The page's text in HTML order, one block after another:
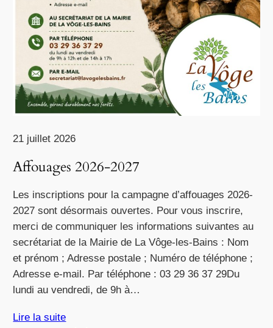
21 juillet 2026
Affouages 2026-2027
Les inscriptions pour la campagne d’affouages 2026-
2027 sont désormais ouvertes. Pour vous inscrire,
merci de communiquer les informations suivantes au
secrétariat de la Mairie de La Vôge-les-Bains : Nom
et prénom ; Adresse postale ; Numéro de téléphone ;
Adresse e-mail. Par téléphone : 03 29 36 37 29Du
lundi au vendredi, de 9h à…
Lire la suite